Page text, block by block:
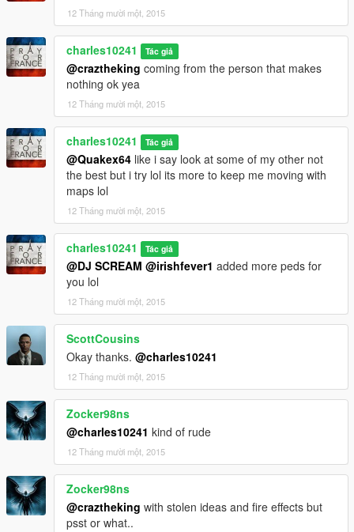
12 Tháng mười một, 2015
charles10241 Tác giả
@craztheking coming from the person that makes
nothing ok yea
12 Tháng mười một, 2015
charles10241 Tác giả
@Quakex64 like i say look at some of my other not
the best but i try lol its more to keep me moving with
maps lol
12 Tháng mười một, 2015
charles10241 Tác giả
@DJ SCREAM @irishfever1 added more peds for
you lol
12 Tháng mười một, 2015
ScottCousins
Okay thanks. @charles10241
12 Tháng mười một, 2015
Zocker98ns
@charles10241 kind of rude
12 Tháng mười một, 2015
Zocker98ns
@craztheking with stolen ideas and fire effects but
psst or what..